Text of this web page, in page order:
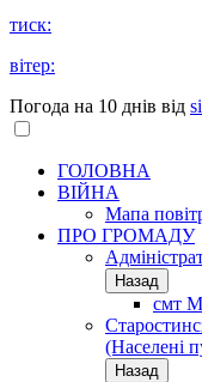
тиск:
вітер:
Погода на 10 днів від
ГОЛОВНА
ВІЙНА
Мапа
ПРО ГРОМАДУ
Назад
смт
(Населені
Назад